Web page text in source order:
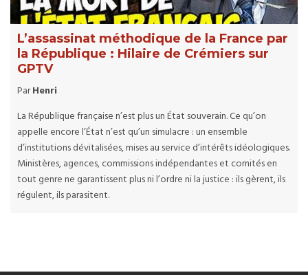
L’assassinat méthodique de la France par
la République : Hilaire de Crémiers sur
GPTV
ParHenri
La République française n’est plus un État souverain. Ce qu’on
appelle encore l’État n’est qu’un simulacre : un ensemble
d’institutions dévitalisées, mises au service d’intérêts idéologiques.
Ministères, agences, commissions indépendantes et comités en
tout genre ne garantissent plus ni l’ordre ni la justice : ils gèrent, ils
régulent, ils parasitent.